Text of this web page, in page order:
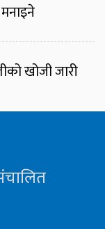
खोजी जारी